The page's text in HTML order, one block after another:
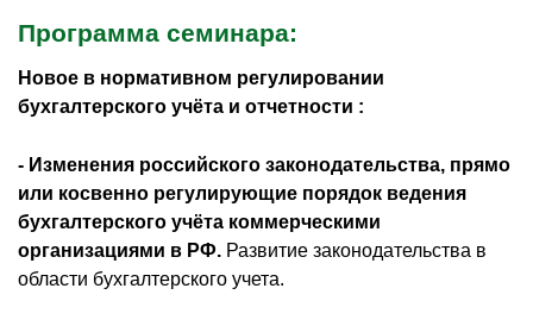
Программа семинара:
Новое в нормативном регулировании
бухгалтерского учёта и отчетности :
- Изменения российского законодательства, прямо
или косвенно регулирующие порядок ведения
бухгалтерского учёта коммерческими
организациями в РФ. Развитие законодательства в
области бухгалтерского учета.